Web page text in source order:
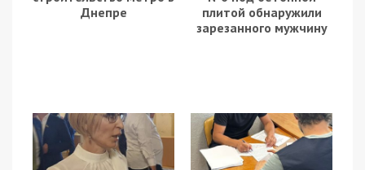
Днепре
плитой обнаружили
зарезанного мужчину